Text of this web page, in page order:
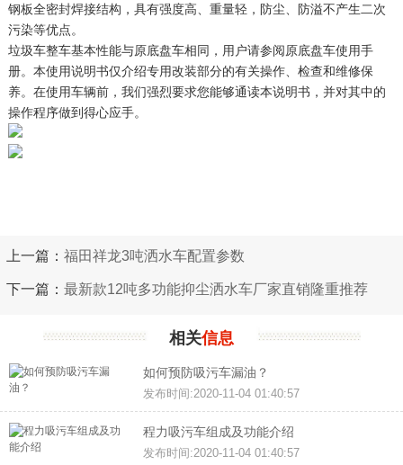
钢板全密封焊接结构，具有强度高、重量轻，防尘、防溢不产生二次
污染等优点。
垃圾车整车基本性能与原底盘车相同，用户请参阅原底盘车使用手
册。本使用说明书仅介绍专用改装部分的有关操作、检查和维修保
养。在使用车辆前，我们强烈要求您能够通读本说明书，并对其中的
操作程序做到得心应手。
上一篇： 福田祥龙3吨洒水车配置参数
下一篇： 最新款12吨多功能抑尘洒水车厂家直销隆重推荐
相关信息
如何预防吸污车漏油？
发布时间:2020-11-04 01:40:57
程力吸污车组成及功能介绍
发布时间:2020-11-04 01:40:57